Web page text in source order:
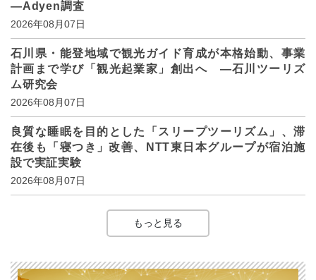
―Adyen調査
2026年08月07日
石川県・能登地域で観光ガイド育成が本格始動、事業
計画まで学び「観光起業家」創出へ ―石川ツーリズ
ム研究会
2026年08月07日
良質な睡眠を目的とした「スリープツーリズム」、滞
在後も「寝つき」改善、NTT東日本グループが宿泊施
設で実証実験
2026年08月07日
もっと見る